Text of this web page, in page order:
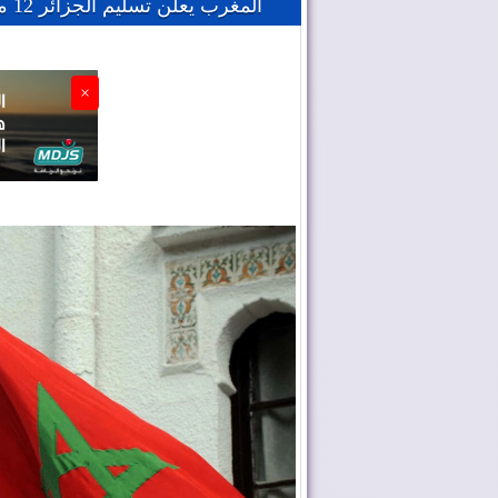
المغرب يعلن تسليم الجزائر 12 مطلوبا وذلك التزاما باحترام اتفاقيات التعاون القضائي
×